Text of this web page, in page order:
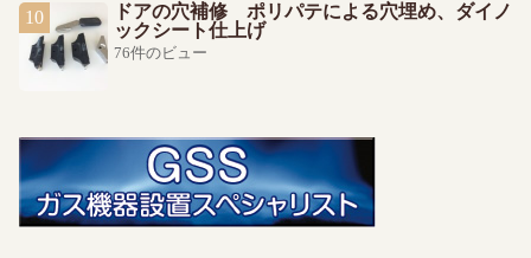
ドアの穴補修 ポリパテによる穴埋め、ダイノ
ックシート仕上げ
76件のビュー